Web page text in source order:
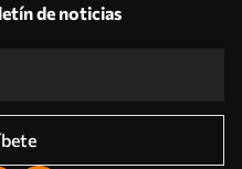
de noticias